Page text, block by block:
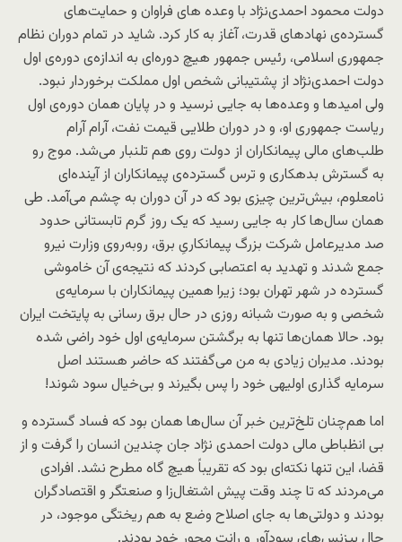
دولت محمود احمدی‌نژاد با وعده های فراوان و حمایت‌های
گسترده‌ی نهادهای قدرت، آغاز به کار کرد. شاید در تمام دوران نظام
جمهوری اسلامی، رئیس جمهور هیچ دوره‌ای به اندازه‌ی دوره‌ی اول
دولت احمدی‌نژاد از پشتیبانی شخص اول مملکت برخوردار نبود.
ولی امیدها و وعده‌ها به جایی نرسید و در پایان همان دوره‌ی اول
ریاست جمهوری او، و در دوران طلایی قیمت نفت، آرام آرام
طلب‌های مالی پیمانکاران از دولت روی هم تلنبار می‌شد. موج رو
به گسترش بدهکاری و ترس گسترده‌ی پیمانکاران از آینده‌ای
نامعلوم، بیش‌ترین چیزی بود که در آن دوران به چشم می‌آمد. طی
همان سال‌ها کار به جایی رسید که یک روز گرم تابستانی حدود
صد مدیرعامل شرکت بزرگ پیمانکاریِ برق، روبه‌روی وزارت نیرو
جمع شدند و تهدید به اعتصابی کردند که نتیجه‌ی آن خاموشی
گسترده در شهر تهران بود؛ زیرا همین پیمانکاران با سرمایه‌ی
شخصی و به صورت شبانه روزی در حال برق رسانی به پایتخت ایران
بود. حالا همان‌ها تنها به برگشتن سرمایه‌ی اول خود راضی شده
بودند. مدیران زیادی به من می‌گفتند که حاضر هستند اصل
سرمایه گذاری اولیه‎ی خود را پس بگیرند و بی‌خیال سود شوند!
اما هم‌چنان تلخ‌ترین خبر آن سال‌ها همان بود که فساد گسترده و
بی انظباطی مالی دولت احمدی نژاد جان چندین انسان را گرفت و از
قضا، این تنها نکته‌ای بود که تقریباً هیچ گاه مطرح نشد. افرادی
می‌مردند که تا چند وقت پیش اشتغال‌زا و صنعتگر و اقتصادگران
بودند و دولتی‌ها به جای اصلاح وضع به هم ریختگی موجود، در